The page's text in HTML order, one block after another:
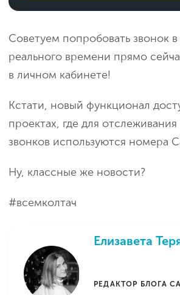
Советуем попробовать звонок
реального времени прямо
в личном кабинете!
Кстати, новый функционал
проектах, где для
звонков используются номера
Ну, классные же новости?
#всемколтач
Елизавета
РЕДАКТОР БЛОГА